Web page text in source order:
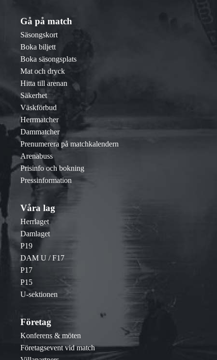
Gå på match
Säsongskort
Boka biljett
Boka säsongsplats
Mat och dryck
Hitta till arenan
Säkerhet
Väskförbud
Herrmatcher
Dammatcher
Prenumerera på matchkalendern
Arenabuss
Prisinfo och bokning
Pressinformation
Våra lag
Herrlaget
Damlaget
P19
DAM U / F17
P17
P15
U-sektionen
Företag
Konferens & möten
Företagsevent vid match